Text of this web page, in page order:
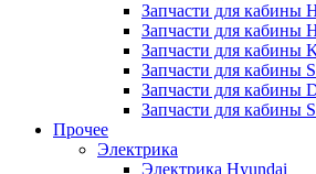
Запчасти для кабины
Запчасти для кабины
Запчасти для кабины
Запчасти для кабины
Запчасти для кабины
Запчасти для кабины
Прочее
Электрика
Электрика Hyundai